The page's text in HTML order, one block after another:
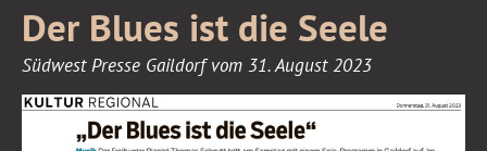
Der Blues ist die Seele
Südwest Presse Gaildorf vom 31. August 2023
die
Seele